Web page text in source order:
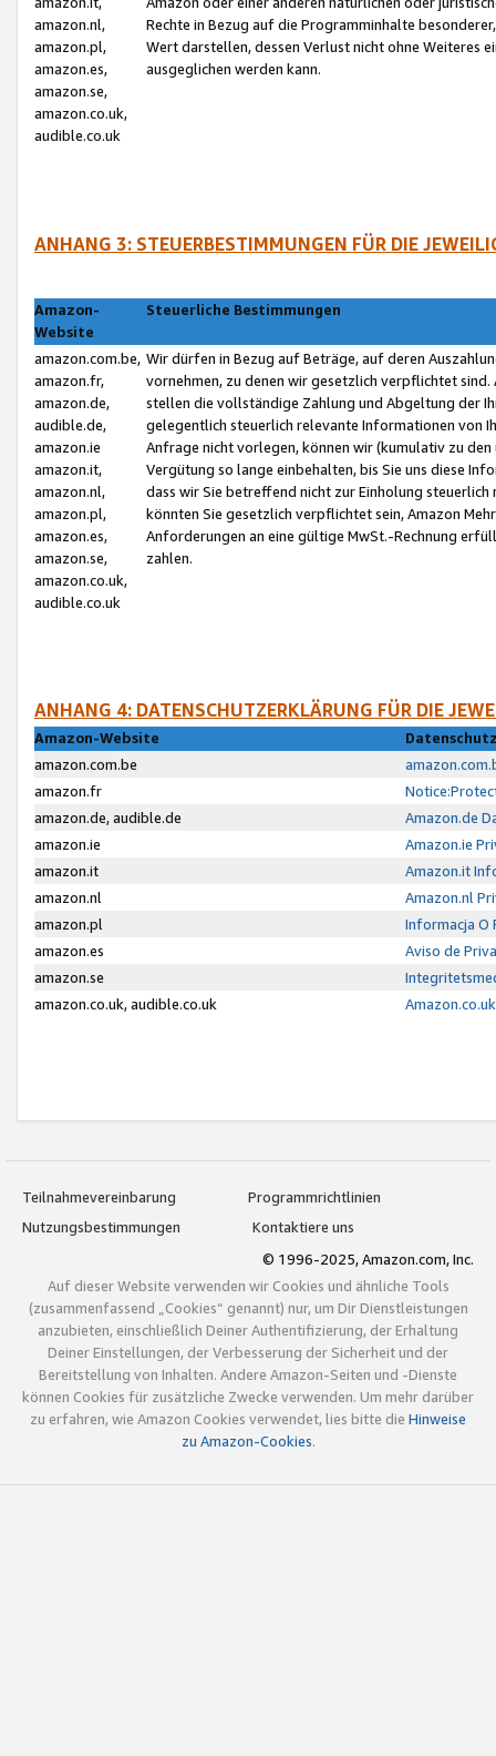
amazon.nl,
amazon.pl,
amazon.es,
amazon.se,
amazon.co.uk,
audible.co.uk
Rechte in Bezug auf die Programminhalte
Wert darstellen, dessen Verlust nicht ohne Weiteres
ausgeglichen werden kann.
ANHANG 3: STEUERBESTIMMUNGEN FÜR DIE
Amazon-
Website
Steuerliche Bestimmungen
amazon.com.be,
amazon.fr,
amazon.de,
audible.de,
amazon.ie
amazon.it,
amazon.nl,
amazon.pl,
amazon.es,
amazon.se,
amazon.co.uk,
audible.co.uk
Wir dürfen in Bezug auf Beträge, auf deren
vornehmen, zu denen wir gesetzlich verpflichtet
stellen die vollständige Zahlung und Abgeltung der
gelegentlich steuerlich relevante Informationen von
Anfrage nicht vorlegen, können wir (kumulativ zu
Vergütung so lange einbehalten, bis Sie uns diese
dass wir Sie betreffend nicht zur Einholung
könnten Sie gesetzlich verpflichtet sein, Amazon
Anforderungen an eine gültige MwSt.-Rechnung
zahlen.
ANHANG 4: DATENSCHUTZERKLÄRUNG FÜR DIE
Amazon-Website
amazon.com.be
amazon.fr
amazon.de, audible.de
Amazon.de
amazon.ie
Amazon.ie
amazon.it
Amazon.it
amazon.nl
Amazon.nl
amazon.pl
Informacja O
amazon.es
Aviso de
amazon.se
amazon.co.uk, audible.co.uk
Teilnahmevereinbarung
Programmrichtlinien
Nutzungsbestimmungen
Kontaktiere uns
© 1996-2025, Amazon.com, Inc.
Auf dieser Website verwenden wir Cookies und ähnliche Tools
(zusammenfassend „Cookies“ genannt) nur, um Dir Dienstleistungen
anzubieten, einschließlich Deiner Authentifizierung, der Erhaltung
Deiner Einstellungen, der Verbesserung der Sicherheit und der
Bereitstellung von Inhalten. Andere Amazon-Seiten und -Dienste
können Cookies für zusätzliche Zwecke verwenden. Um mehr darüber
zu erfahren, wie Amazon Cookies verwendet, lies bitte die Hinweise
zu Amazon-Cookies.